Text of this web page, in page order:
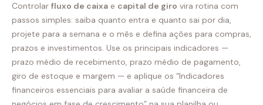
Controlar fluxo de caixa e capital de giro vira rotina com
passos simples: saiba quanto entra e quanto sai por dia,
projete para a semana e o mês e defina ações para compras,
prazos e investimentos. Use os principais indicadores —
prazo médio de recebimento, prazo médio de pagamento,
giro de estoque e margem — e aplique os “Indicadores
financeiros essenciais para avaliar a saúde financeira de